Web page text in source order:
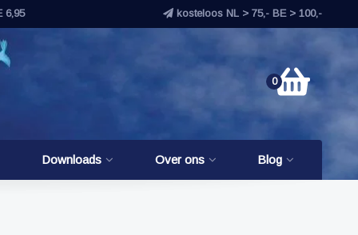
6,95 kosteloos NL > 75,- BE > 100,-
0
Downloads Over ons Blog